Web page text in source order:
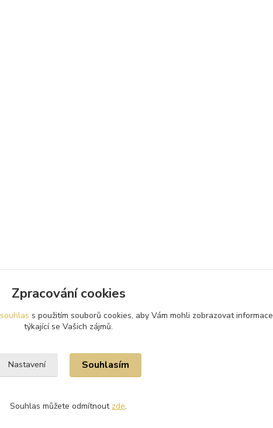
Zpracování cookies
souhlas s použitím souborů cookies, aby Vám mohli zobrazovat informace
týkající se Vašich zájmů.
Nastavení Souhlasím
Souhlas můžete odmítnout zde.